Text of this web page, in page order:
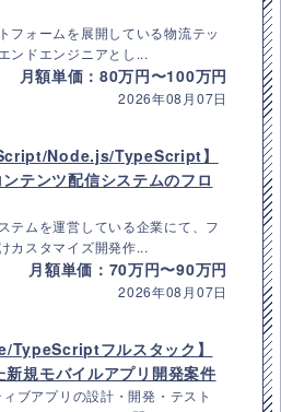
フォームを展開している物流テッ
ンドエンジニアとし...
月額単価：80万円〜100万円
2026年08月07日
Node.js/TypeScript】
テンツ配信システムのフロ
テムを運営している企業にて、フ
カスタマイズ開発作...
月額単価：70万円〜90万円
2026年08月07日
TypeScriptフルスタック】
規モバイルアプリ開発案件
ブアプリの設計・開発・テスト